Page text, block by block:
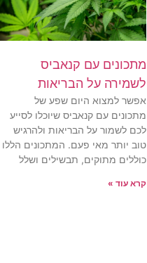
מתכונים עם קנאביס
לשמירה על הבריאות
אפשר למצוא היום שפע של
מתכונים עם קנאביס שיוכלו לסייע
לכם לשמור על הבריאות ולהרגיש
טוב יותר מאי פעם. המתכונים הללו
כוללים מתוקים, תבשילים ושלל
קרא עוד »